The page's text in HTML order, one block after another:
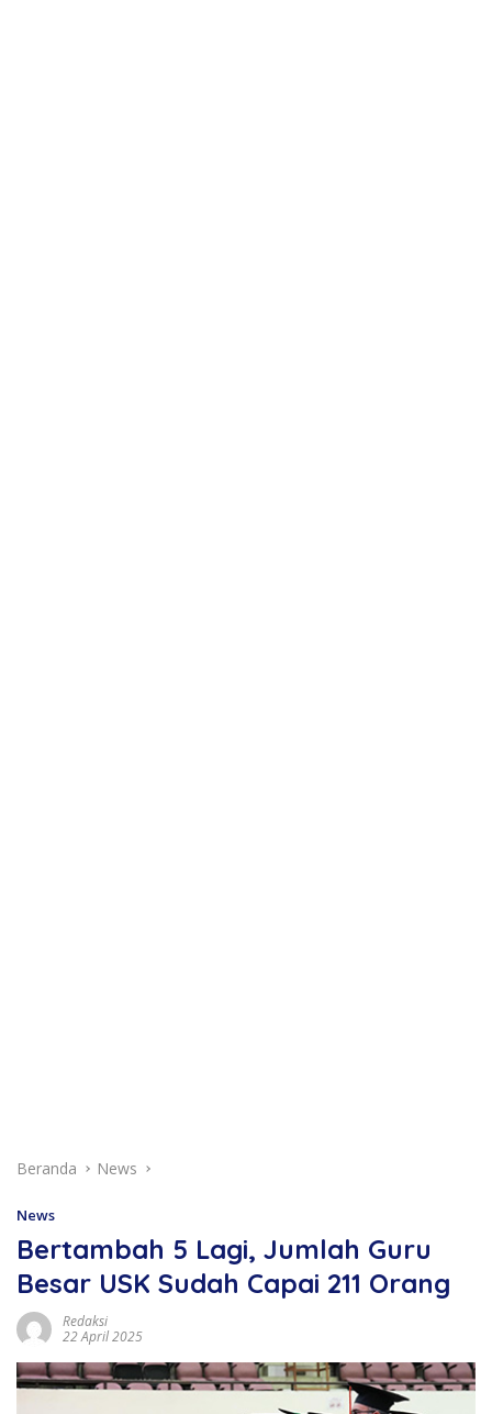
Beranda News
News
Bertambah 5 Lagi, Jumlah Guru
Besar USK Sudah Capai 211 Orang
Redaksi
22 April 2025